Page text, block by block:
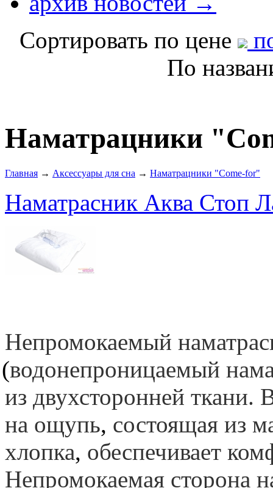
Сортировать по цене
По
Наматрацники
Главная → Аксессуары для сна → Наматрацники "Come-for"
Наматрасник Аква Стоп
Непромокаемый
(водонепроницаемый
из двухсторонней ткани.
на ощупь, состоящая из
хлопка, обеспечивает
Непромокаемая сторона